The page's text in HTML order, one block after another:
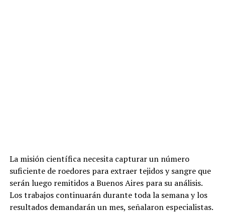
La misión científica necesita capturar un número
suficiente de roedores para extraer tejidos y sangre que
serán luego remitidos a Buenos Aires para su análisis.
Los trabajos continuarán durante toda la semana y los
resultados demandarán un mes, señalaron especialistas.